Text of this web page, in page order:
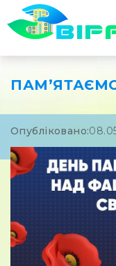
Опубліковано: